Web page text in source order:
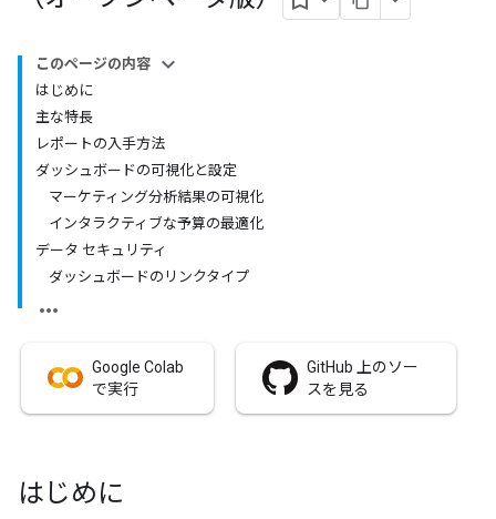
このページの内容
はじめに
主な特長
レポートの入手方法
ダッシュボードの可視化と設定
マーケティング分析結果の可視化
インタラクティブな予算の最適化
データ セキュリティ
ダッシュボードのリンクタイプ
Google Colab
で実行
GitHub 上のソー
スを見る
はじめに